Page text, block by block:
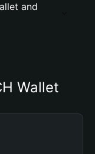
and
Wallet